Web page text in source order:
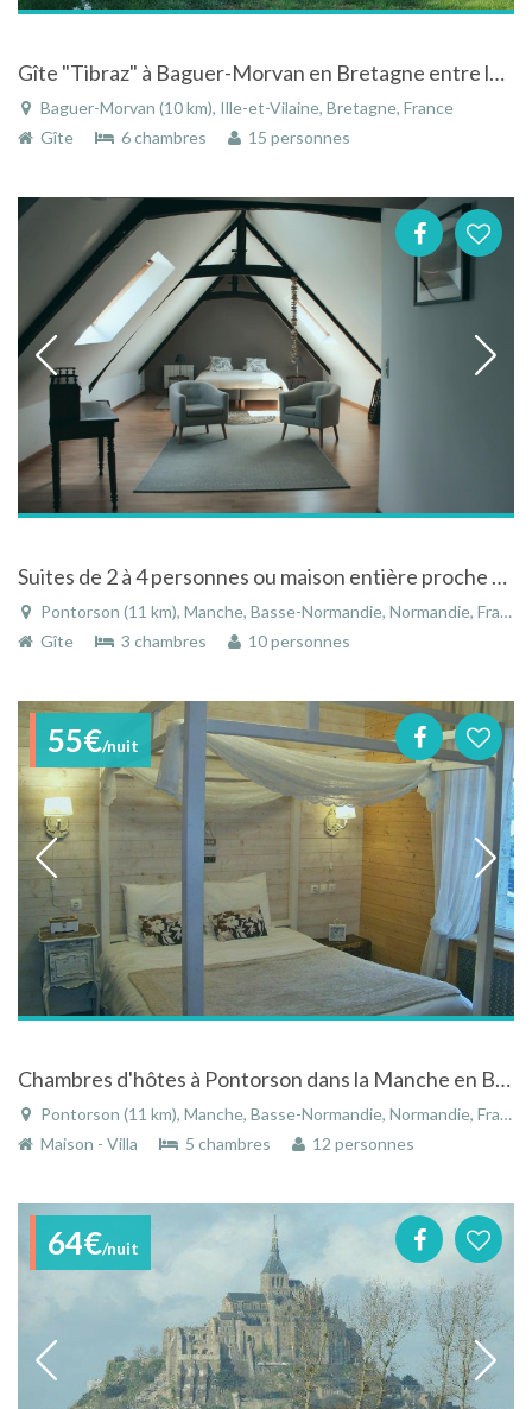
Gîte "Tibraz" à Baguer-Morvan en Bretagne entre le Mont-Saint-Michel et Saint-Malo
Baguer-Morvan (10 km), Ille-et-Vilaine, Bretagne, France
Gîte
6 chambres 15 personnes
Suites de 2 à 4 personnes ou maison entière proche Mont St Michel
Pontorson (11 km), Manche, Basse-Normandie, Normandie, France
Gîte
3 chambres 10 personnes
55€/nuit
Chambres d'hôtes à Pontorson dans la Manche en Basse Normandie
Pontorson (11 km), Manche, Basse-Normandie, Normandie, France
Maison - Villa
5 chambres 12 personnes
64€/nuit